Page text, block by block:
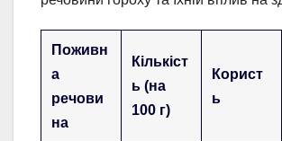
Поживн
а
речови
на
Кількіст
ь (на
100 г)
Корист
ь